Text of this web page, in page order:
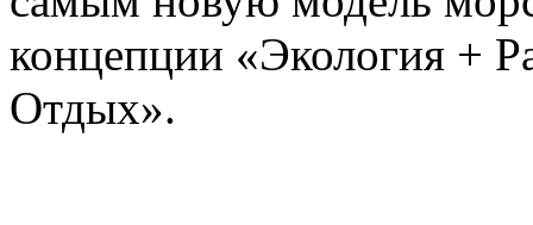
концепции «Экология +
Отдых».